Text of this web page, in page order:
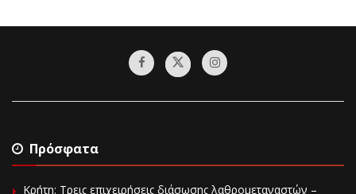
Πρόσφατα
Κρήτη: Τρεις επιχειρήσεις διάσωσης λαθρομεταναστών –